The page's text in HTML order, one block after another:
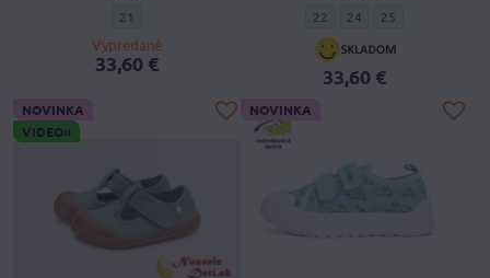
Detské letné barefoot plátenky sandálky Igor Berri Navy -
21
Vypredané
33,60 €
Detské letné barefoot
22 Detské letné barefoot
24 Detské letné
25
33,60 €
NOVINKA
VIDEO»
NOVINKA